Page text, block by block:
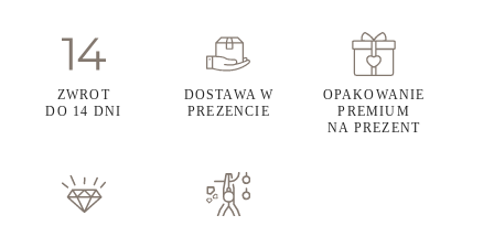
ZWROT
DO 14 DNI
DOSTAWA W
PREZENCIE
OPAKOWANIE
PREMIUM
NA PREZENT